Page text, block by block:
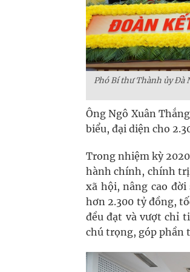
Phó Bí thư Thành ủy Đà
Ông Ngô Xuân
biểu, đại diện cho
Trong nhiệm kỳ
hành chính, chính
xã hội, nâng cao
hơn 2.300 tỷ đồng,
đều đạt và vượt chỉ
chú trọng, góp phần